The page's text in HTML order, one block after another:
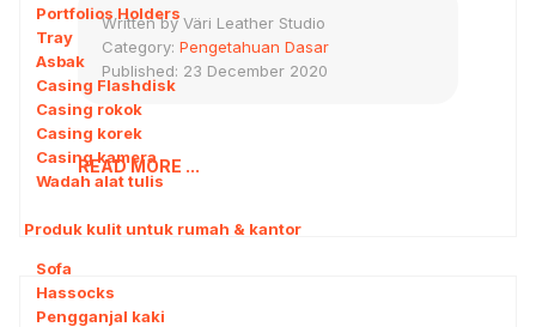
Portfolios Holders
Tray
Asbak
Casing Flashdisk
Casing rokok
Casing korek
Casing kamera
Wadah alat tulis
Produk kulit untuk rumah & kantor
Sofa
Hassocks
Pengganjal kaki
Written byVäri Leather Studio
Category: Pengetahuan Dasar
Published: 23 December 2020
READ MORE ...